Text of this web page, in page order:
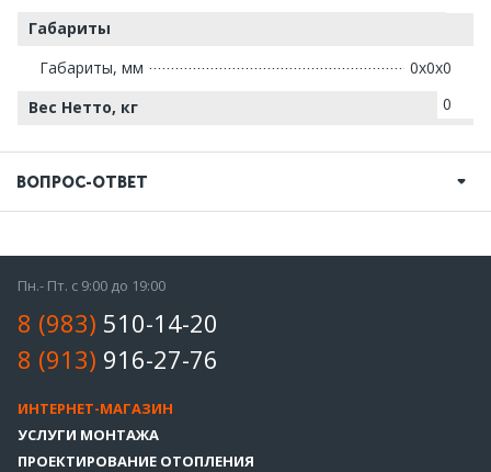
Габариты
Габариты, мм
0х0х0
Вес Нетто, кг
0
ВОПРОС-ОТВЕТ
Пн.- Пт. с 9:00 до 19:00
8 (983) 510-14-20
8 (913) 916-27-76
ИНТЕРНЕТ-МАГАЗИН
УСЛУГИ МОНТАЖА
ПРОЕКТИРОВАНИЕ ОТОПЛЕНИЯ